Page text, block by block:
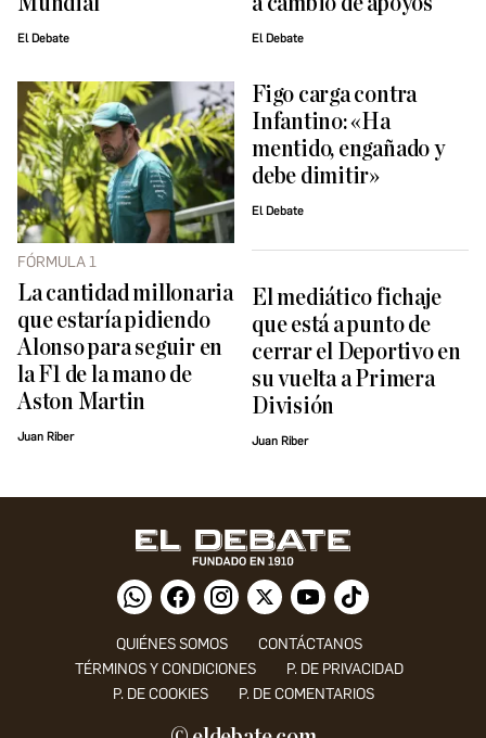
El Debate El Debate
FÓRMULA 1
La cantidad millonaria
que estaría pidiendo
Alonso para seguir en
la F1 de la mano de
Aston Martin
Juan Riber
Figo carga contra
Infantino: «Ha
mentido, engañado y
debe dimitir»
El Debate
El mediático fichaje
que está a punto de
cerrar el Deportivo en
su vuelta a Primera
División
Juan Riber
QUIÉNES SOMOS
CONTÁCTANOS
TÉRMINOS Y CONDICIONES
P. DE PRIVACIDAD
P. DE COOKIES
P. DE COMENTARIOS